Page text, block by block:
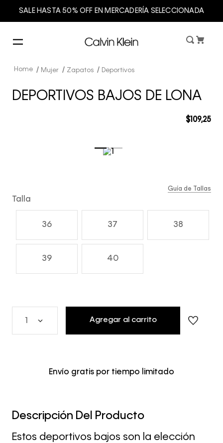
SALE HASTA 50% OFF EN MERCADERÍA SELECCIONADA
Mujer Zapatos Deportivos
DEPORTIVOS BAJOS DE LONA
$109,25
Talla
36 37 38
39 40
Guía de Tallas
Agregar al carrito
Envío gratis por tiempo limitado
Descripción Del Producto
Estos deportivos bajos son la elección